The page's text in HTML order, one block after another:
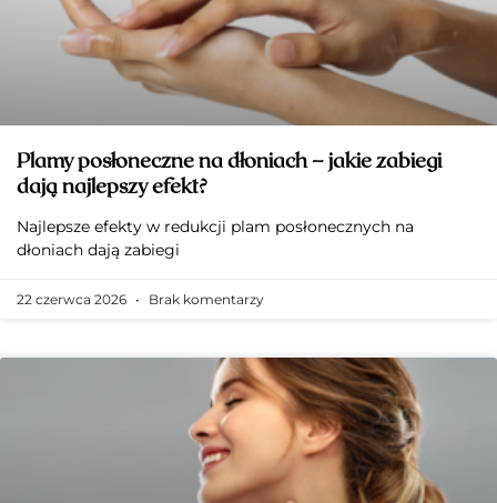
Plamy posłoneczne na dłoniach – jakie zabiegi
dają najlepszy efekt?
Najlepsze efekty w redukcji plam posłonecznych na
dłoniach dają zabiegi
22 czerwca 2026 Brak komentarzy